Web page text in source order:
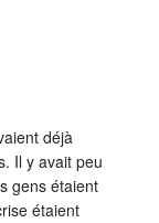
déjà
Il y avait peu
gens étaient
étaient